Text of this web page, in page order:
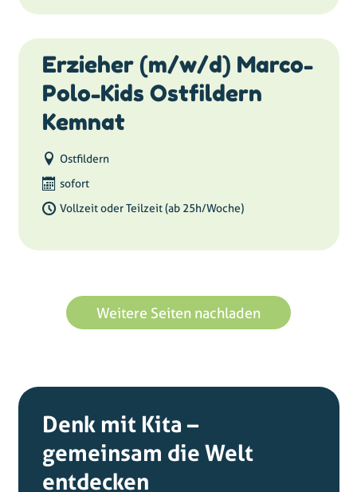
Erzieher (m/w/d) Marco-
Polo-Kids Ostfildern
Kemnat
Ostfildern
sofort
Vollzeit oder Teilzeit (ab 25h/Woche)
Weitere Seiten nachladen
Denk mit Kita –
gemeinsam die Welt
entdecken